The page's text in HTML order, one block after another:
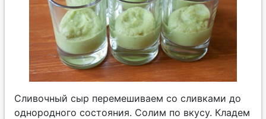
Сливочный сыр перемешиваем со сливками до
однородного состояния. Солим по вкусу. Кладем